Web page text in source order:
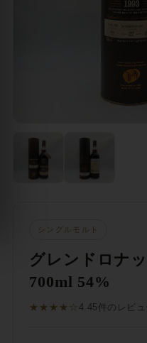
シングルモルト
グレンドロナ
700ml 54%
★★★★☆ 4.45件のレビュ